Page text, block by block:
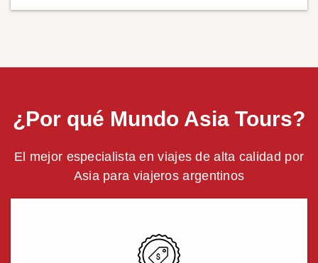
¿Por qué Mundo Asia Tours?
El mejor especialista en viajes de alta calidad por
Asia para viajeros argentinos